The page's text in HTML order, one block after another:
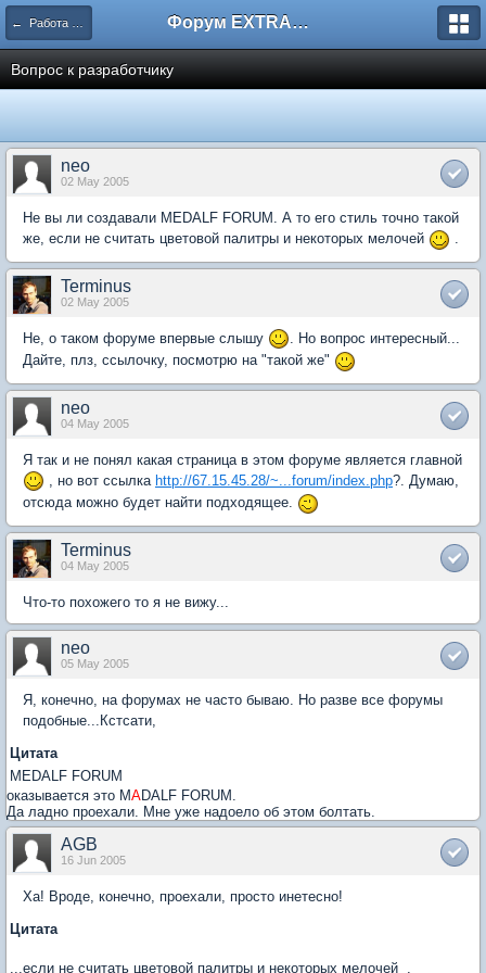
← Работа сайта Форум EXTRACTOR.ru
Вопрос к разработчику
neo
02 May 2005
Не вы ли создавали MEDALF FORUM. А то его стиль точно такой
же, если не считать цветовой палитры и некоторых мелочей
.
Terminus
02 May 2005
Не, о таком форуме впервые слышу
. Но вопрос интересный...
Дайте, плз, ссылочку, посмотрю на "такой же"
neo
04 May 2005
Я так и не понял какая страница в этом форуме является главной
, но вот ссылка http://67.15.45.28/~...forum/index.php?. Думаю,
отсюда можно будет найти подходящее.
Terminus
04 May 2005
Что-то похожего то я не вижу...
neo
05 May 2005
Я, конечно, на форумах не часто бываю. Но разве все форумы
подобные...Кстсати,
Цитата
MEDALF FORUM
оказывается это MADALF FORUM.
Да ладно проехали. Мне уже надоело об этом болтать.
AGB
16 Jun 2005
Ха! Вроде, конечно, проехали, просто инетесно!
Цитата
...если не считать цветовой палитры и некоторых мелочей .